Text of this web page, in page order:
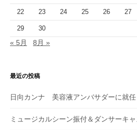
22 23 24 25 26 27
29 30
« 5月 8月 »
最近の投稿
日向カンナ 美容液アンバサダーに就任
ミュージカルシーン振付＆ダンサーキャ